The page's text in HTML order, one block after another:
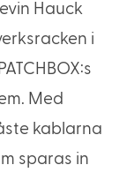
Hauck
i
Med
kablarna
sparas in